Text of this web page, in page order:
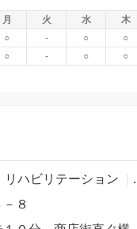
月 火 水
木
○ - ○
○
○ - ○ ○
リハビリテーション
８